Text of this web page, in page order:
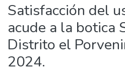
Statistics
Satisfacción del
acude a la botica
Distrito el
2024.